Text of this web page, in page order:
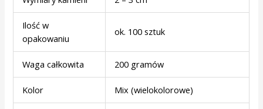
Ilość w
opakowaniu
ok. 100 sztuk
Waga całkowita 200 gramów
Kolor Mix (wielokolorowe)